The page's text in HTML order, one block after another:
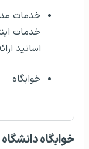
خدمات
خدمات
اساتید
خوابگاه
خوابگاه